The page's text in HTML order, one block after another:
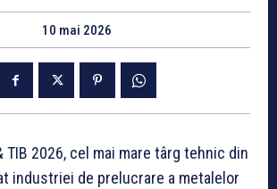
10 mai 2026
TIB 2026, cel mai mare târg tehnic din
industriei de prelucrare a metalelor